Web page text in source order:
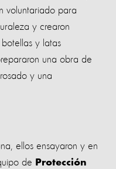
voluntariado para
y crearon
y latas
una obra de
y una
ellos ensayaron y en
de Protección